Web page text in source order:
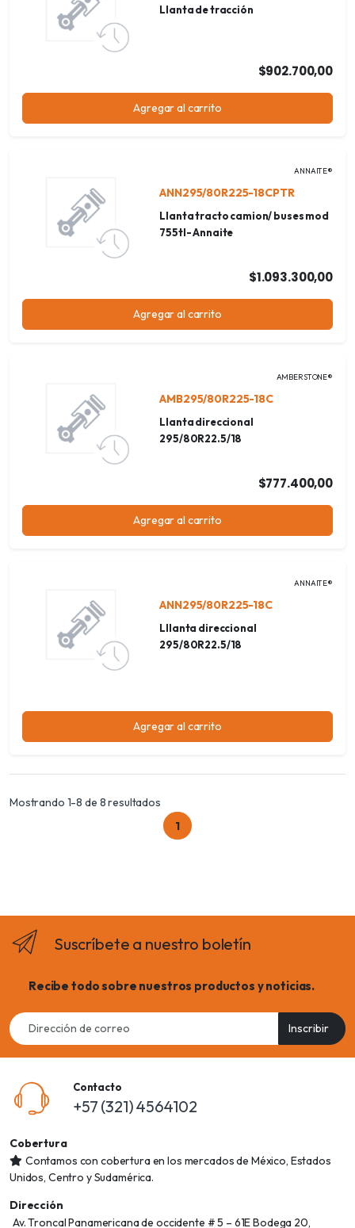
Llanta de tracción
$902.700,00
Agregar al carrito
ANNAITE®
ANN295/80R225-18CPTR
Llanta tracto camion/ buses mod
755tl- Annaite
$1.093.300,00
Agregar al carrito
AMBERSTONE®
AMB295/80R225-18C
Llanta direccional
295/80R22.5/18
$777.400,00
Agregar al carrito
ANNAITE®
ANN295/80R225-18C
Lllanta direccional
295/80R22.5/18
Agregar al carrito
Mostrando 1-8 de 8 resultados
1
Suscríbete a nuestro boletín
Recibe todo sobre nuestros productos y noticias.
Email
address
Inscribir
Contacto
+57 (321) 4564102
Cobertura
Contamos con cobertura en los mercados de México, Estados
Unidos, Centro y Sudamérica.
Dirección
Av. Troncal Panamericana de occidente # 5 – 61E Bodega 20,